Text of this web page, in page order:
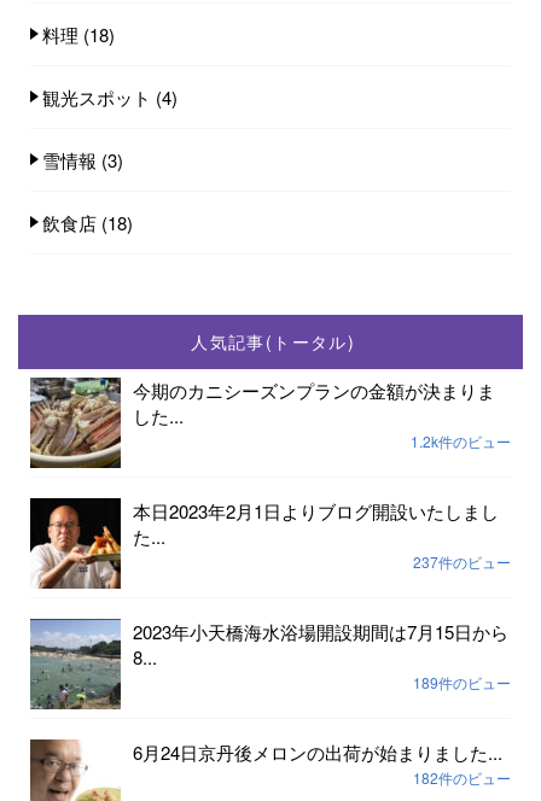
料理 (18)
観光スポット (4)
雪情報 (3)
飲食店 (18)
人気記事(トータル)
今期のカニシーズンプランの金額が決まりま
した...
1.2k件のビュー
本日2023年2月1日よりブログ開設いたしまし
た...
237件のビュー
2023年小天橋海水浴場開設期間は7月15日から
8...
189件のビュー
6月24日京丹後メロンの出荷が始まりました...
182件のビュー